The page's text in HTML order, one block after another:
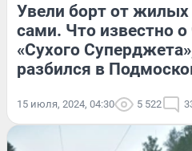
Увели борт от
сами. Что известно
«Сухого
разбился в
15 июля, 2024, 04:30 5 522